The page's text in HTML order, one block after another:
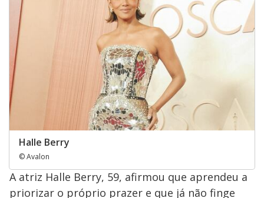
Halle Berry
© Avalon
A atriz Halle Berry, 59, afirmou que aprendeu a
priorizar o próprio prazer e que já não finge